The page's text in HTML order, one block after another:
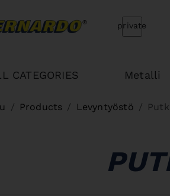
Bernardo Home
private
CATEGORIES Metalli
Products Levyntyöstö